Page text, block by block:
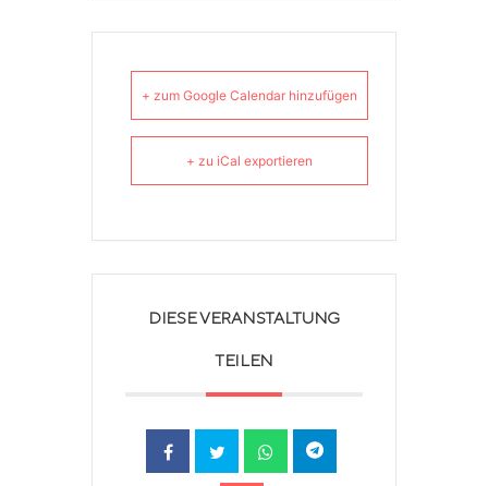
+ zum Google Calendar hinzufügen
+ zu iCal exportieren
DIESE VERANSTALTUNG
TEILEN